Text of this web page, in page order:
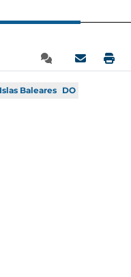
Islas Baleares DO